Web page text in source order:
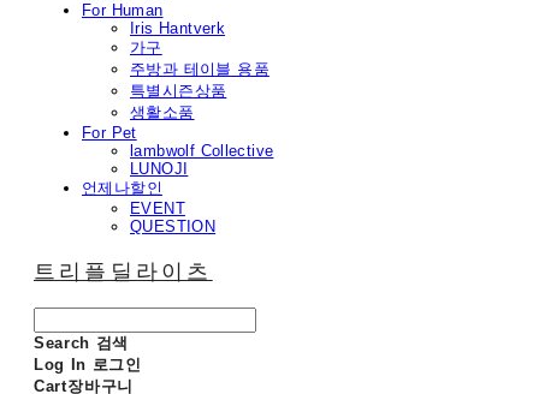
For Human
Iris Hantverk
가구
주방과 테이블 용품
특별시즌상품
생활소품
For Pet
lambwolf Collective
LUNOJI
언제나할인
EVENT
QUESTION
트리플딜라이츠
Search 검색
Log In 로그인
Cart장바구니